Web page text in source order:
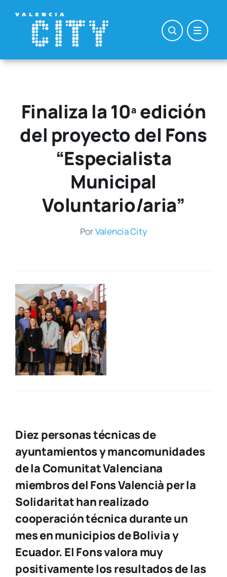
contenido
Finaliza la 10ª edición
del proyecto del Fons
“Especialista
Municipal
Voluntario/aria”
PorValen­cia City
Diez personas técnicas de
ayuntamientos y mancomunidades
de la Comunitat Valenciana
miembros del Fons Valencià per la
Solidaritat han realizado
cooperación técnica durante un
mes en municipios de Bolivia y
Ecuador. El Fons valora muy
positivamente los resultados de las